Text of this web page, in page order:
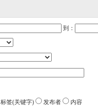
到：
标签(关键字) 发布者 内容